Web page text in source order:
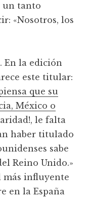
un tanto
«Nosotros, los
En la edición
este titular:
que su
México o
le falta
haber titulado
sabe
Reino Unido.»
más influyente
en la España